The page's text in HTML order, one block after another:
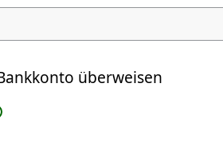
überweisen